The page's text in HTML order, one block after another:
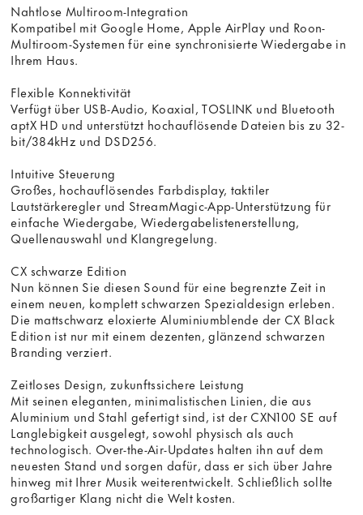
Nahtlose Multiroom-Integration
Kompatibel mit Google Home, Apple AirPlay und Roon-
Multiroom-Systemen für eine synchronisierte Wiedergabe in
Ihrem Haus.
Flexible Konnektivität
Verfügt über USB-Audio, Koaxial, TOSLINK und Bluetooth
aptX HD und unterstützt hochauflösende Dateien bis zu 32-
bit/384kHz und DSD256.
Intuitive Steuerung
Großes, hochauflösendes Farbdisplay, taktiler
Lautstärkeregler und StreamMagic-App-Unterstützung für
einfache Wiedergabe, Wiedergabelistenerstellung,
Quellenauswahl und Klangregelung.
CX schwarze Edition
Nun können Sie diesen Sound für eine begrenzte Zeit in
einem neuen, komplett schwarzen Spezialdesign erleben.
Die mattschwarz eloxierte Aluminiumblende der CX Black
Edition ist nur mit einem dezenten, glänzend schwarzen
Branding verziert.
Zeitloses Design, zukunftssichere Leistung
Mit seinen eleganten, minimalistischen Linien, die aus
Aluminium und Stahl gefertigt sind, ist der CXN100 SE auf
Langlebigkeit ausgelegt, sowohl physisch als auch
technologisch. Over-the-Air-Updates halten ihn auf dem
neuesten Stand und sorgen dafür, dass er sich über Jahre
hinweg mit Ihrer Musik weiterentwickelt. Schließlich sollte
großartiger Klang nicht die Welt kosten.